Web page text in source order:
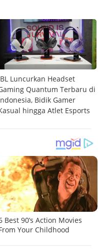
Luncurkan Headset
Quantum Terbaru di
Bidik Gamer
hingga Atlet Esports